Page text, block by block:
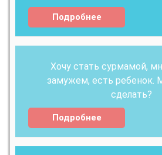
Подробнее
Хочу стать сурмамой,
замужем, есть ребенок.
сделать?
Подробнее